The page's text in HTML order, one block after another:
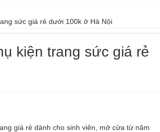
sức giá rẻ dưới 100k ở Hà Nội
kiện trang sức giá rẻ
giá rẻ dành cho sinh viên, mở cửa từ năm